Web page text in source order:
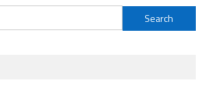
Search
for: